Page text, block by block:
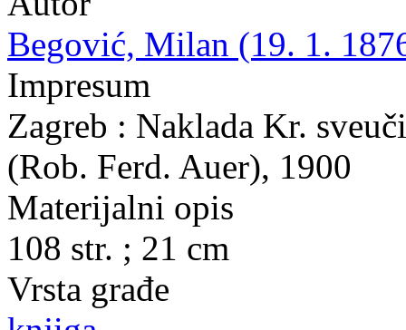
Begović, Milan (19. 1.
Impresum
Zagreb : Naklada Kr.
(Rob. Ferd. Auer), 1900
Materijalni opis
108 str. ; 21 cm
Vrsta građe